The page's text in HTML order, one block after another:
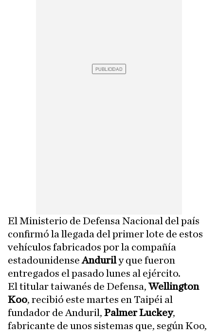
El Ministerio de Defensa Nacional del país
confirmó la llegada del primer lote de estos
vehículos fabricados por la compañía
estadounidenseAndurily que fueron
entregados el pasado lunes al ejército.
El titular taiwanés de Defensa, Wellington
Koo, recibió este martes en Taipéi al
fundador de Anduril, Palmer Luckey,
fabricante de unos sistemas que, según Koo,